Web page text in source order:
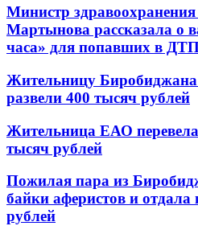
Министр
Мартынова рассказала о
часа» для попавших в
Жительницу Биробиджана
развели 400 тысяч рублей
Жительница ЕАО
тысяч рублей
Пожилая пара из
байки аферистов и
рублей